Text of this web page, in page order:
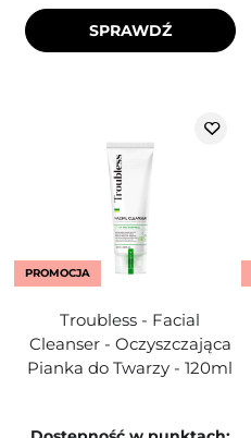
SPRAWDŹ
PROMOCJA
Troubless - Facial
Cleanser - Oczyszczająca
Pianka do Twarzy - 120ml